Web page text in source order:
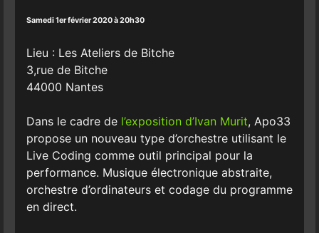
Samedi 1er février 2020 à 20h30
Lieu : Les Ateliers de Bitche
3,rue de Bitche
44000 Nantes
Dans le cadre de l’exposition d’Ivan Murit, Apo33
propose un nouveau type d’orchestre utilisant le
Live Coding comme outil principal pour la
performance. Musique électronique abstraite,
orchestre d’ordinateurs et codage du programme
en direct.